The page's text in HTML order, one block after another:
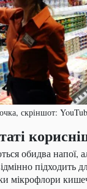
скріншот:
обидва напої,
підходить
мікрофлори